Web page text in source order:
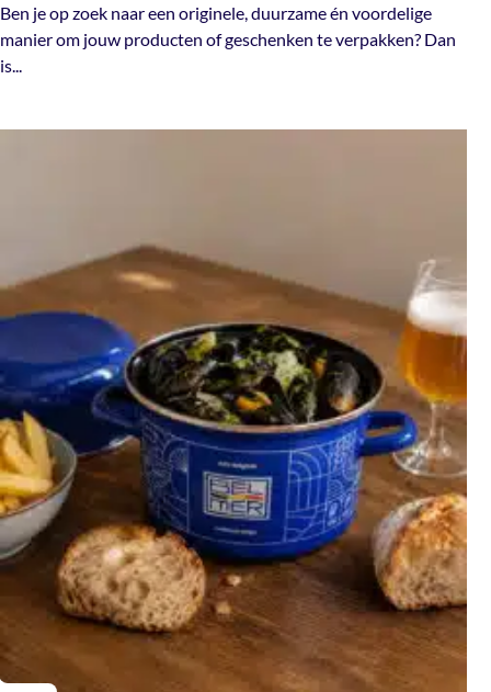
Ben je op zoek naar een originele, duurzame én voordelige
manier om jouw producten of geschenken te verpakken? Dan
is...